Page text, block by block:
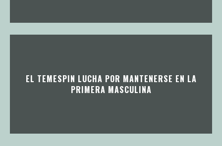
EL TEMESPIN LUCHA POR MANTENERSE EN LA
PRIMERA MASCULINA